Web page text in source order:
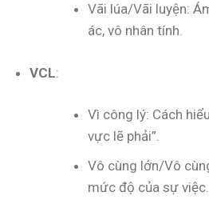
Vãi lúa/Vãi luyện:
ác, vô nhân tính.
VCL:
Vì công lý: Cách
vực lẽ phải”.
Vô cùng lớn/Vô
mức độ của sự việc.